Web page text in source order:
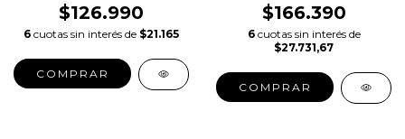
$126.990
6 cuotas sin interés de $21.165
COMPRAR
$166.390
6 cuotas sin interés de
$27.731,67
COMPRAR